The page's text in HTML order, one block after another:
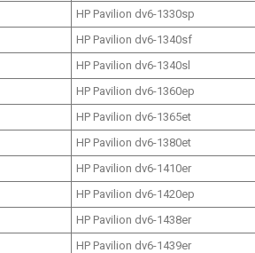
HP Pavilion dv6-1330sp
HP Pavilion dv6-1340sf
HP Pavilion dv6-1340sl
HP Pavilion dv6-1360ep
HP Pavilion dv6-1365et
HP Pavilion dv6-1380et
HP Pavilion dv6-1410er
HP Pavilion dv6-1420ep
HP Pavilion dv6-1438er
HP Pavilion dv6-1439er